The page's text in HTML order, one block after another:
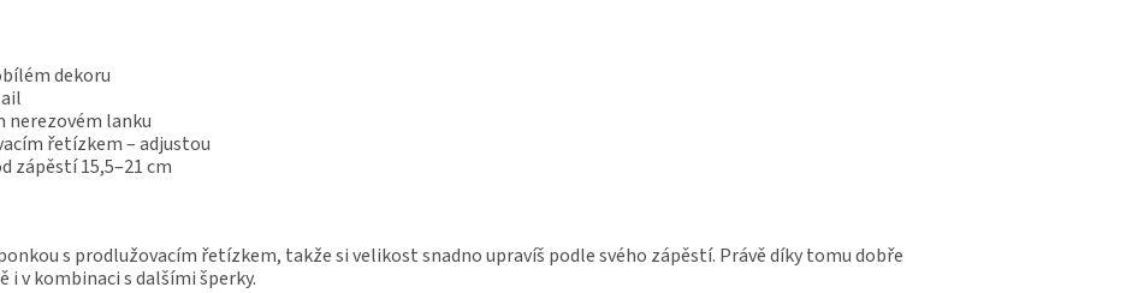
dekoru
nerezovém lanku
řetízkem – adjustou
zápěstí 15,5–21 cm
s prodlužovacím řetízkem, takže si velikost snadno upravíš podle svého zápěstí. Právě díky tomu dobře
i v kombinaci s dalšími šperky.